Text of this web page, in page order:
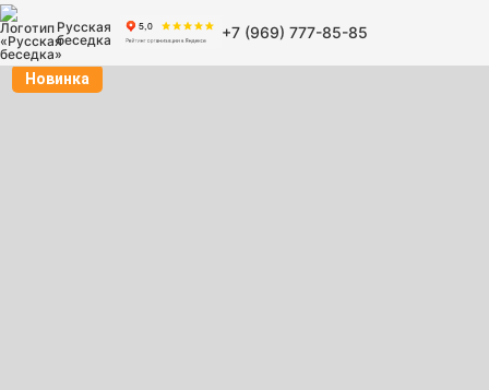
Русская
беседка
+7 (969) 777-85-85
Новинка